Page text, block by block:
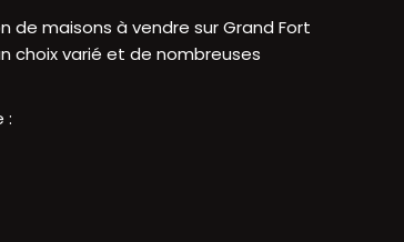
de maisons à vendre sur Grand Fort
choix varié et de nombreuses
: